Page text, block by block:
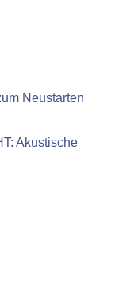
Neustarten
Akustische